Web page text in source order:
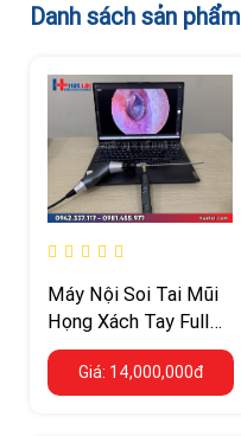
Danh sách sản phẩm
Máy Nội Soi Tai Mũi
Họng Xách Tay Full
HD
Giá: 14,000,000đ